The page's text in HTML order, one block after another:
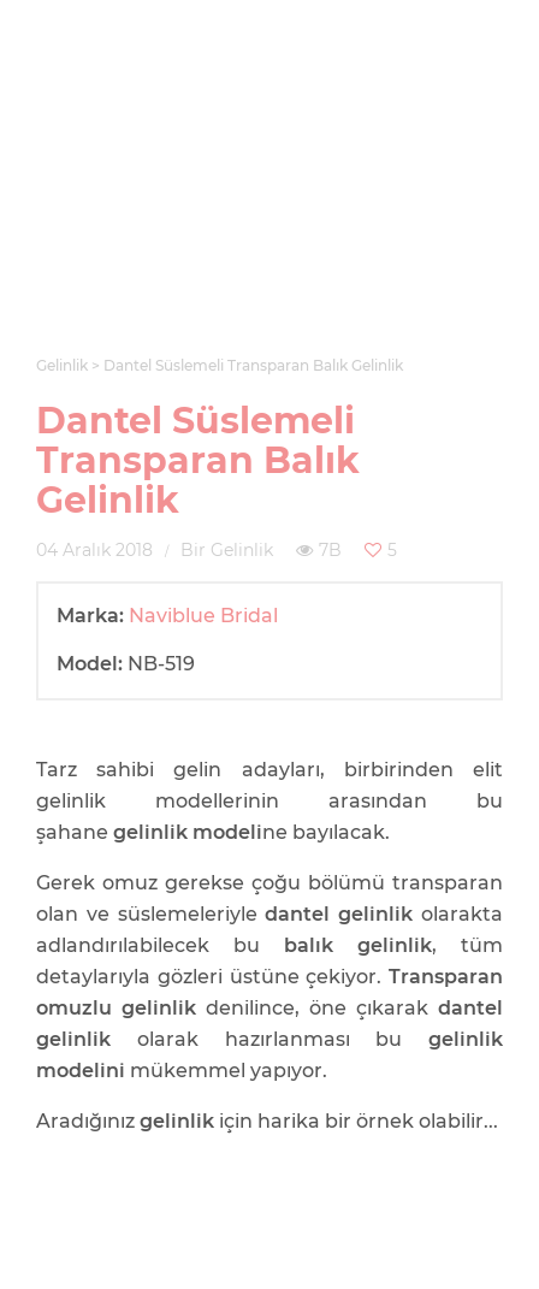
Gelinlik Dantel Süslemeli Transparan Balık Gelinlik
Dantel Süslemeli
Transparan Balık
Gelinlik
04 Aralık 2018 Bir Gelinlik 7B 5
Marka: Naviblue Bridal
Model: NB-519
Tarz sahibi gelin adayları, birbirinden elit
gelinlik modellerinin arasından bu
şahane gelinlik modeline bayılacak.
Gerek omuz gerekse çoğu bölümü transparan
olan ve süslemeleriyledantel gelinlik olarakta
adlandırılabilecek bu balık gelinlik, tüm
detaylarıyla gözleri üstüne çekiyor. Transparan
omuzlu gelinlik denilince, öne çıkarak dantel
gelinlik olarak hazırlanması bu gelinlik
modelini mükemmel yapıyor.
Aradığınız gelinlik için harika bir örnek olabilir...